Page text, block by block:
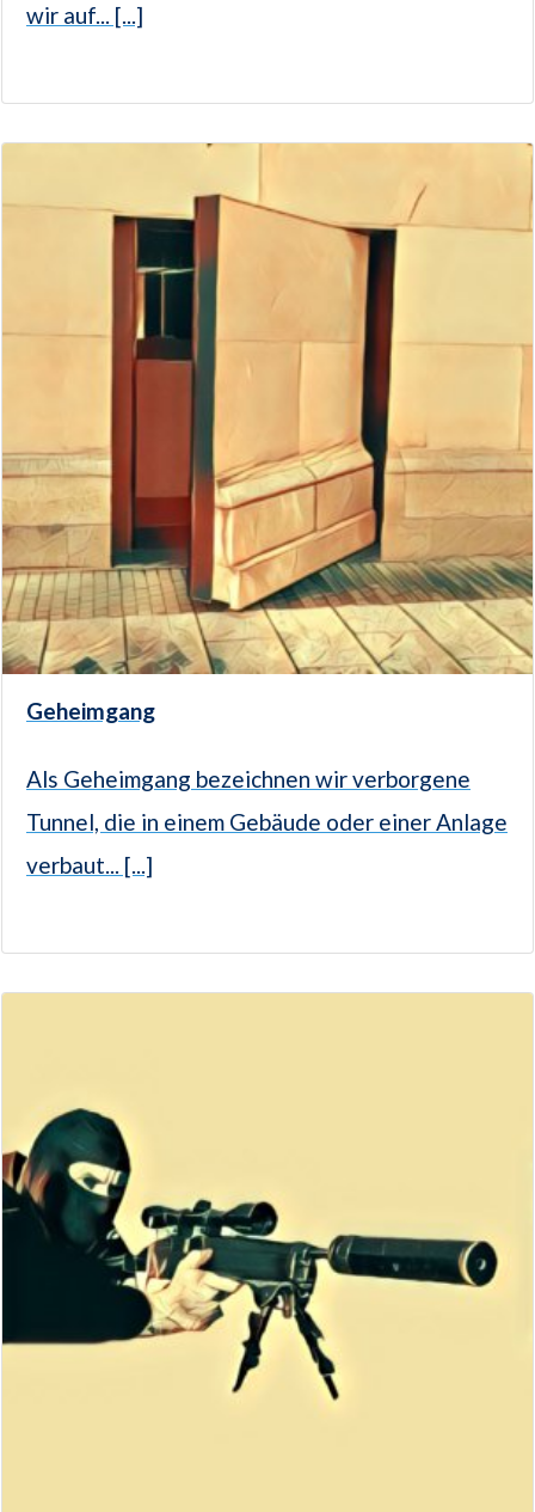
wir auf... [...]
Geheimgang
Als Geheimgang bezeichnen wir verborgene
Tunnel, die in einem Gebäude oder einer Anlage
verbaut... [...]